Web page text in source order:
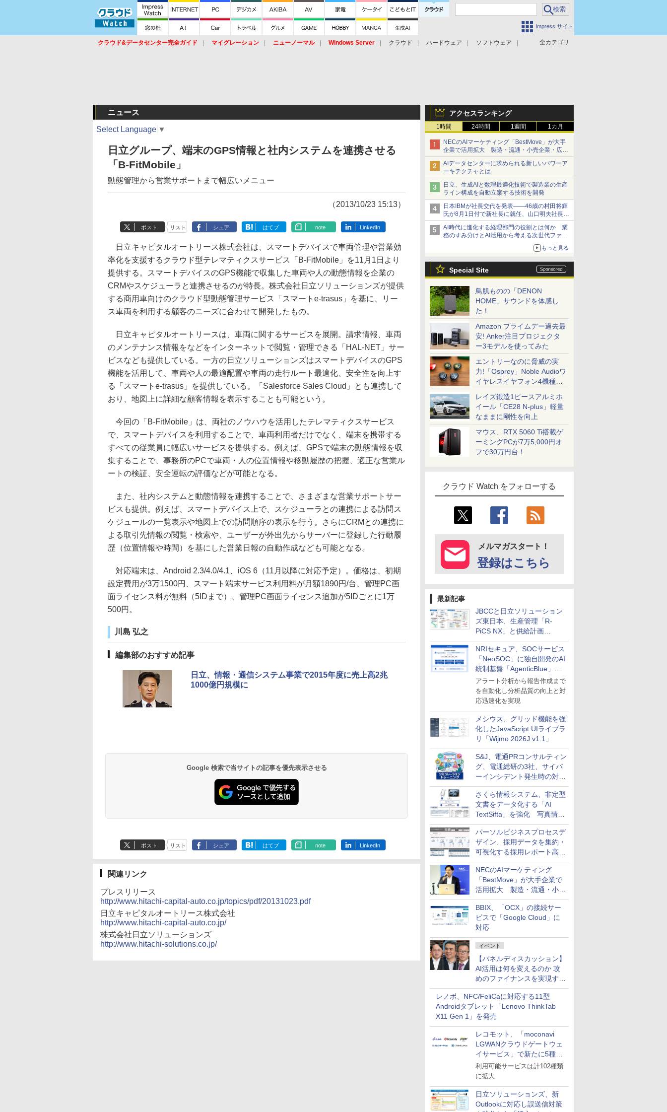
Impress サイト
全カテゴリ
クラウド&データセンター完全ガイド マイグレーション ニューノーマル Windows Server クラウド ハードウェア
ソフトウェア
アクセスランキング
1時間 24時間 1週間 1カ月
NECのAIマーケティング「BestMove」が大手
企業で活用拡大 製造・流通・小売企業・広告
代理店などが実装フェーズへ
AIデータセンターに求められる新しいパワーア
ーキテクチャとは
日立、生成AIと数理最適化技術で製造業の生産
ライン構成を自動立案する技術を開発
日本IBMが社長交代を発表――46歳の村田将輝
氏が8月1日付で新社長に就任、山口明夫社長は
会長へ
AI時代に進化する経理部門の役割とは何か 業
務のすみ分けとAI活用から考える次世代ファイ
もっと見る
Special Site
鳥肌ものの「DENON
HOME」サウンドを体感し
た！
Amazon プライムデー過去最
安! Anker注目プロジェクタ
ー3モデルを使ってみた
エントリーなのに脅威の実
力!「Osprey」Noble Audioワ
イヤレスイヤフォン4機種を
一気に聴く
レイズ鍛造1ピースアルミホ
イール「CE28 N-plus」軽量
なままに剛性を向上
マウス、RTX 5060 Ti搭載ゲ
ーミングPCが7万5,000円オ
フで30万円台！
クラウド Watch をフォローする
メルマガスタート！
登録はこちら
最新記事
JBCCと日立ソリューション
ズ東日本、生産管理「R-
PiCS NX」と供給計画
「scSQUARE ISP」の連携サ
ービスを提供開始
NRIセキュア、SOCサービス
「NeoSOC」に独自開発のAI
統制基盤「AgenticBlue」を
導入
アラート分析から報告作成まで
を自動化し分析品質の向上と対
応迅速化を実現
メシウス、グリッド機能を強
化したJavaScript UIライブラ
リ「Wijmo 2026J v1.1」
S&J、電通PRコンサルティン
グ、電通総研の3社、サイバ
ーインシデント発生時の対応
と危機管理広報を一体的に訓
練するプログラムを提供
さくら情報システム、非定型
文書をデータ化する「AI
TextSifta」を強化 写真情報
のデータ化などに対応
パーソルビジネスプロセスデ
ザイン、採用データを集約・
可視化する採用レポート高速
化サービスを提供
NECのAIマーケティング
「BestMove」が大手企業で
活用拡大 製造・流通・小売
企業・広告代理店などが実装
フェーズへ
BBIX、「OCX」の接続サー
ビスで「Google Cloud」に
対応
イベント
【パネルディスカッション】
AI活用は何を変えるのか 攻
めのファイナンスを実現する
業務設計とマインドセット変
革
レノボ、NFC/FeliCaに対応する11型
Androidタブレット「Lenovo ThinkTab
X11 Gen 1」を発売
レコモット、「moconavi
LGWANクラウドゲートウェ
イサービス」で新たに5種類
のサービスと連携開始
利用可能サービスは計102種類
に拡大
日立ソリューションズ、新
Outlookに対応し誤送信対策
ニュース
Select Language ▼
日立グループ、端末のGPS情報と社内システムを連携させる
「B-FitMobile」
動態管理から営業サポートまで幅広いメニュー
（2013/10/23 15:13）
ポスト リスト シェア はてブ note LinkedIn
日立キャピタルオートリース株式会社は、スマートデバイスで車両管理や営業効
率化を支援するクラウド型テレマティクスサービス「B-FitMobile」を11月1日より
提供する。スマートデバイスのGPS機能で収集した車両や人の動態情報を企業の
CRMやスケジューラと連携させるのが特長。株式会社日立ソリューションズが提供
する商用車向けのクラウド型動態管理サービス「スマートe-trasus」を基に、リー
ス車両を利用する顧客のニーズに合わせて開発したもの。
日立キャピタルオートリースは、車両に関するサービスを展開。請求情報、車両
のメンテナンス情報をなどをインターネットで閲覧・管理できる「HAL-NET」サー
ビスなども提供している。一方の日立ソリューションズはスマートデバイスのGPS
機能を活用して、車両や人の最適配置や車両の走行ルート最適化、安全性を向上す
る「スマートe-trasus」を提供している。「Salesforce Sales Cloud」とも連携して
おり、地図上に詳細な顧客情報を表示することも可能という。
今回の「B-FitMobile」は、両社のノウハウを活用したテレマティクスサービス
で、スマートデバイスを利用することで、車両利用者だけでなく、端末を携帯する
すべての従業員に幅広いサービスを提供する。例えば、GPSで端末の動態情報を収
集することで、事務所のPCで車両・人の位置情報や移動履歴の把握、適正な営業ル
ートの検証、安全運転の評価などが可能となる。
また、社内システムと動態情報を連携することで、さまざまな営業サポートサー
ビスも提供。例えば、スマートデバイス上で、スケジューラとの連携による訪問ス
ケジュールの一覧表示や地図上での訪問順序の表示を行う。さらにCRMとの連携に
よる取引先情報の閲覧・検索や、ユーザーが外出先からサーバーに登録した行動履
歴（位置情報や時間）を基にした営業日報の自動作成なども可能となる。
対応端末は、Android 2.3/4.0/4.1、iOS 6（11月以降に対応予定）。価格は、初期
設定費用が3万1500円、スマート端末サービス利用料が月額1890円/台、管理PC画
面ライセンス料が無料（5IDまで）、管理PC画面ライセンス追加が5IDごとに1万
500円。
川島 弘之
編集部のおすすめ記事
日立、情報・通信システム事業で2015年度に売上高2兆
1000億円規模に
Google 検索で当サイトの記事を優先表示させる
ポスト リスト シェア はてブ note LinkedIn
関連リンク
プレスリリース
http://www.hitachi-capital-auto.co.jp/topics/pdf/20131023.pdf
日立キャピタルオートリース株式会社
http://www.hitachi-capital-auto.co.jp/
株式会社日立ソリューションズ
http://www.hitachi-solutions.co.jp/